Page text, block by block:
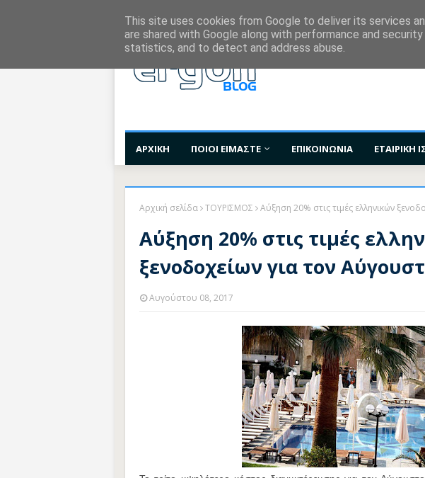
ΑΡΧΙΚΗ ΠΟΙΟΙ ΕΙΜΑΣΤΕ ΕΠΙΚΟΙΝΩΝΙΑ ΕΤΑΙΡΙΚΗ
Αρχική σελίδα ΤΟΥΡΙΣΜΟΣ Αύξηση 20% στις τιμές ελληνικών
Αύξηση 20% στις τιμές
ξενοδοχείων για τον
Αυγούστου 08, 2017
This site uses cookies from Google to deliver its services
are shared with Google along with performance and
statistics, and to detect and address abuse.